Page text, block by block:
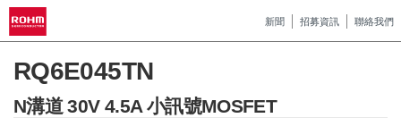
新聞 招募資訊 聯絡我們
RQ6E045TN
N溝道 30V 4.5A 小訊號MOSFET